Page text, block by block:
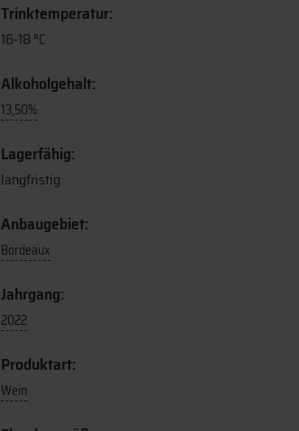
Trinktemperatur:
16-18 °C
Alkoholgehalt:
13,50%
Lagerfähig:
langfristig
Anbaugebiet:
Bordeaux
Jahrgang:
2022
Produktart:
Wein